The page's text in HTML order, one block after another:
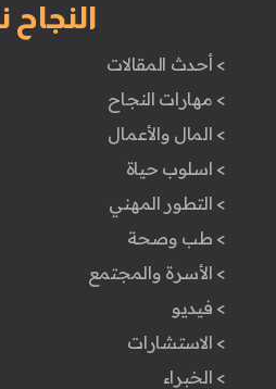
النجاح
> أحدث المقالات
> مهارات النجاح
> المال والأعمال
> اسلوب حياة
> التطور المهني
> طب وصحة
> الأسرة والمجتمع
> فيديو
> الاستشارات
> الخبراء